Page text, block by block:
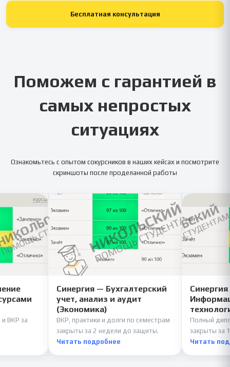
Бесплатная консультация
Поможем с гарантией в
самых непростых
ситуациях
Ознакомьтесь с опытом сокурсников в наших кейсах и посмотрите
скриншоты после проделанной работы
и ВКР за
Синергия — Бухгалтерский
учет, анализ и аудит
(Экономика)
ВКР, практики и долги по семестрам
закрыты за 2 недели до защиты.
Читать подробнее
Полный
закрыты за
Читать